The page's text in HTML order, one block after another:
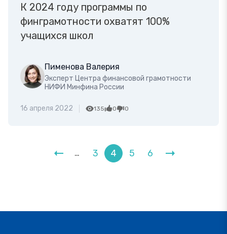
К 2024 году программы по
финграмотности охватят 100%
учащихся школ
Пименова Валерия
Эксперт Центра финансовой грамотности
НИФИ Минфина России
16 апреля 2022 135 0 0
… 3 4 5 6